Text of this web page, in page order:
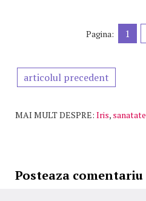
Pagina: 1
articolul precedent
MAI MULT DESPRE: Iris, sanatate
Posteaza comentariu